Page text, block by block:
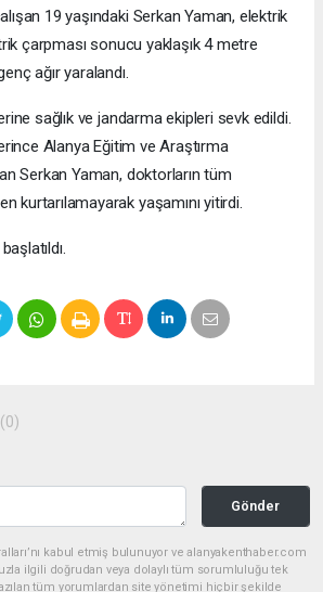
19 yaşındaki Serkan Yaman, elektrik
çarpması sonucu yaklaşık 4 metre
ağır yaralandı.
sağlık ve jandarma ekipleri sevk edildi.
Alanya Eğitim ve Araştırma
Serkan Yaman, doktorların tüm
kurtarılamayarak yaşamını yitirdi.
(0)
Gönder
kabul etmiş bulunuyor ve alanyakenthaber.com
ilgili doğrudan veya dolaylı tüm sorumluluğu tek
tüm yorumlardan site yönetimi hiçbir şekilde